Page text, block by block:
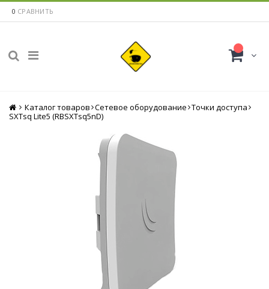
0 СРАВНИТЬ
Главная
Каталог товаров Сетевое оборудование Точки доступа
SXTsq Lite5 (RBSXTsq5nD)